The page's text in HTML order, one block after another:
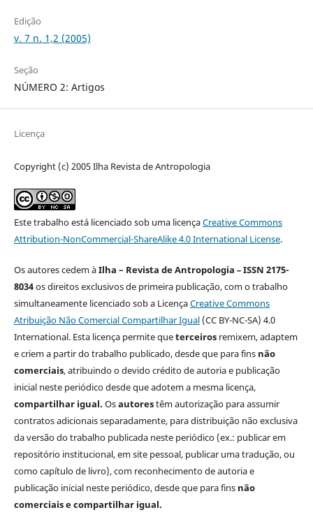
Edição
v. 7 n. 1,2 (2005)
Seção
NÚMERO 2: Artigos
Licença
Copyright (c) 2005 Ilha Revista de Antropologia
Este trabalho está licenciado sob uma licençaCreative Commons
Attribution-NonCommercial-ShareAlike 4.0 International License.
Os autores cedem àIlha – Revista de Antropologia –ISSN 2175-
8034os direitos exclusivos de primeira publicação, com o trabalho
simultaneamente licenciado sob a LicençaCreative Commons
Atribuição Não Comercial Compartilhar Igual(CC BY-NC-SA) 4.0
International. Esta licença permite queterceirosremixem, adaptem
e criem a partir do trabalho publicado, desde que para fins não
comerciais, atribuindo o devido crédito de autoria e publicação
inicial neste periódico desde que adotem a mesma licença,
compartilhar igual. Osautorestêm autorização para assumir
contratos adicionais separadamente, para distribuição não exclusiva
da versão do trabalho publicada neste periódico (ex.: publicar em
repositório institucional, em site pessoal, publicar uma tradução, ou
como capítulo de livro), com reconhecimento de autoria e
publicação inicial neste periódico, desde que para fins não
comerciais e compartilhar igual.